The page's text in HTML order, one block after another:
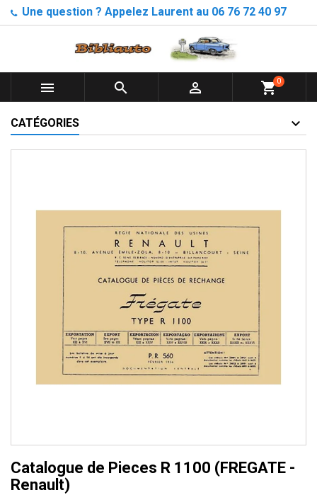
Une question ? Appelez Laurent au 06 76 72 40 97
   shopping_cart0
CATÉGORIES
Catalogue de Pieces R 1100 (FREGATE -
Renault)